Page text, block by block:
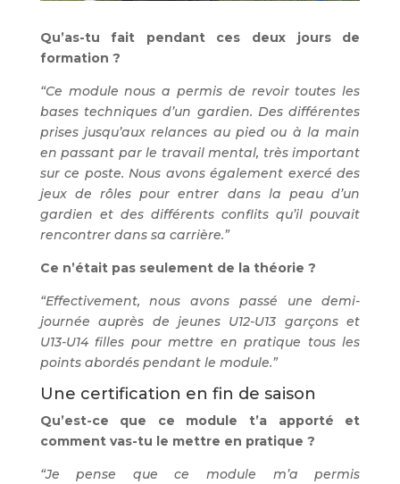
Qu’as-tu fait pendant ces deux jours de
formation ?
“Ce module nous a permis de revoir toutes les
bases techniques d’un gardien. Des différentes
prises jusqu’aux relances au pied ou à la main
en passant par le travail mental, très important
sur ce poste. Nous avons également exercé des
jeux de rôles pour entrer dans la peau d’un
gardien et des différents conflits qu’il pouvait
rencontrer dans sa carrière.”
Ce n’était pas seulement de la théorie ?
“Effectivement, nous avons passé une demi-
journée auprès de jeunes U12-U13 garçons et
U13-U14 filles pour mettre en pratique tous les
points abordés pendant le module.”
Une certification en fin de saison
Qu’est-ce que ce module t’a apporté et
comment vas-tu le mettre en pratique ?
“Je pense que ce module m’a permis